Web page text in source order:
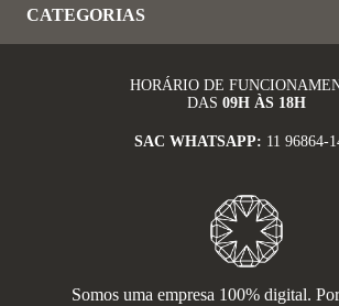
CATEGORIAS
HORÁRIO DE
DAS 09H ÀS 18H
SAC WHATSAPP: 11 96864-
Somos uma empresa 100% digital.